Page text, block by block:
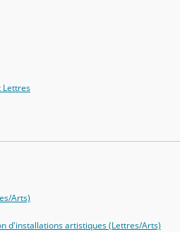
Lettres
Arts)
d'installations artistiques (Lettres/Arts)